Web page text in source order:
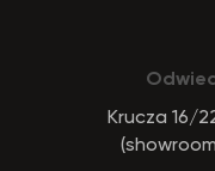
Krucza 16/